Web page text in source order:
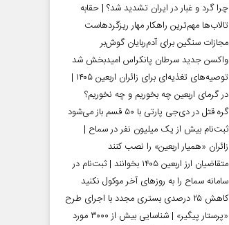
چرا گرد و غبار در ایران تشدید شد؟ | حقابه
تالاب‌ها مهم‌ترین راهکار مهار ریزگردهاست
مجازات سنگین برای آدم‌ربایان گوش‌بر
واکسن جدید سرطان پانکراس امیدبخش شد
توصیه‌های تغذیه‌ای برای زائران اربعین ۱۴۰۵ |
در گرمای اربعین چه بخوریم و چه نخوریم؟
گره قتل در دی‌جی پارتی با ۵۰ قسم باز می‌شود
ثبت‌نام بیش از یک میلیون نفر در سماح |
زائران «همیار اربعین» را نصب کنند
متقاضیان ارز اربعین ۱۴۰۵ بخوانند | ثبت‌نام در
سامانه سماح را به روز‌های آخر موکول نکنید
کاهش ۲۵ درصدی بستری مجدد با اجرای طرح
«پرستار پیگیر» | شناسایی بیش از ۳۰۰۰ مورد